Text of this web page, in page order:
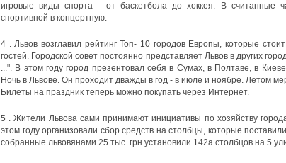
игровые виды спорта - от баскетбола до хоккея. В считанные
спортивной в концертную.
4 . Львов возглавил рейтинг Топ- 10 городов Европы, которые
гостей. Городской совет постоянно представляет Львов в других
...". В этом году город презентовал себя в Сумах, в Полтаве, в
Ночь в Львове. Он проходит дважды в год - в июле и ноябре. Летом
Билеты на праздник теперь можно покупать через Интернет.
5 . Жители Львова сами принимают инициативы по хозяйству
этом году организовали сбор средств на столбцы, которые
собранные львовянами 25 тыс. грн установили 142а столбцов на 5